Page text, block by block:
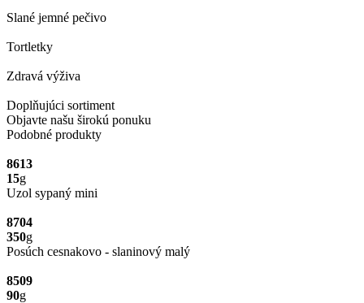
Slané jemné pečivo
Tortletky
Zdravá výživa
Doplňujúci sortiment
Objavte našu širokú ponuku
Podobné produkty
8613
15g
Uzol sypaný mini
8704
350g
Posúch cesnakovo - slaninový malý
8509
90g